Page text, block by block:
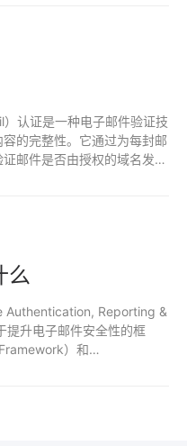
认证是一种电子邮件验证技
的完整性。它通过为每封邮
邮件是否由授权的域名发
么
Authentication, Reporting &
提升电子邮件安全性的框
）和